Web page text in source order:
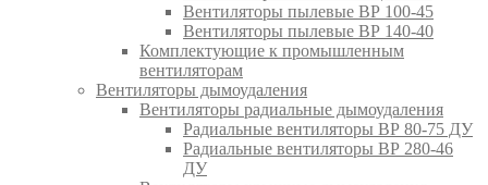
Вентиляторы пылевые ВР 100-45
Вентиляторы пылевые ВР 140-40
Комплектующие к промышленным
вентиляторам
Вентиляторы дымоудаления
Вентиляторы радиальные дымоудаления
Радиальные вентиляторы ВР 80-75 ДУ
Радиальные вентиляторы ВР 280-46
ДУ